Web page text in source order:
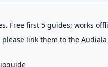
Free first 5 guides; works
link them to the